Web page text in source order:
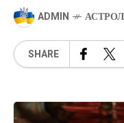
ADMIN
SHARE